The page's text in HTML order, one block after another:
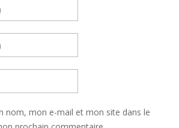
nom, mon e-mail et mon site dans le